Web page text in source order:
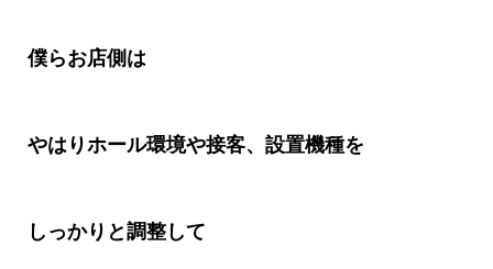
僕らお店側は
やはりホール環境や接客、設置機種を
しっかりと調整して